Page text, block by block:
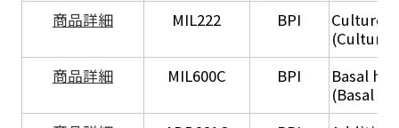
商品詳細
MIL222 BPI
Culture
(Culture
商品詳細
MIL600C BPI
Basal
(Basal